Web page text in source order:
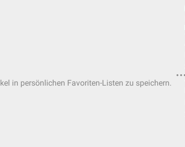
in persönlichen Favoriten-Listen zu speichern.